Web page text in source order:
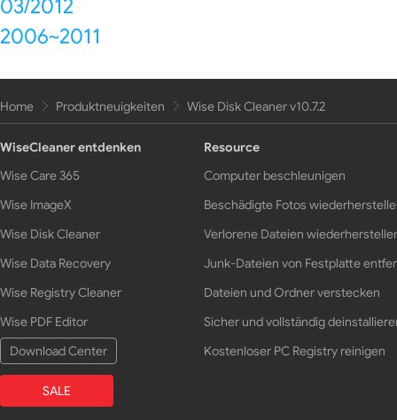
03/2012
2006~2011
Home Produktneuigkeiten Wise Disk Cleaner v10.7.2
WiseCleaner entdenken
Wise Care 365
Wise ImageX
Wise Disk Cleaner
Wise Data Recovery
Wise Registry Cleaner
Wise PDF Editor
Download Center
SALE
Resource
Computer beschleunigen
Beschädigte Fotos
Verlorene Dateien
Junk-Dateien von Festplatte
Dateien und Ordner verstecken
Sicher und vollständig
Kostenloser PC Registry reinigen